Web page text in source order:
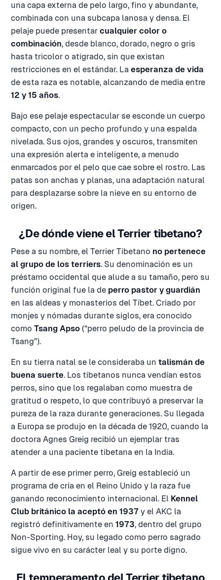
una capa externa de pelo largo, fino y abundante,
combinada con una subcapa lanosa y densa. El
pelaje puede presentar cualquier color o
combinación, desde blanco, dorado, negro o gris
hasta tricolor o atigrado, sin que existan
restricciones en el estándar. La esperanza de vida
de esta raza es notable, alcanzando de media entre
12 y 15 años.
Bajo ese pelaje espectacular se esconde un cuerpo
compacto, con un pecho profundo y una espalda
nivelada. Sus ojos, grandes y oscuros, transmiten
una expresión alerta e inteligente, a menudo
enmarcados por el pelo que cae sobre el rostro. Las
patas son anchas y planas, una adaptación natural
para desplazarse sobre la nieve en su entorno de
origen.
¿De dónde viene el Terrier tibetano?
Pese a su nombre, el Terrier Tibetano no pertenece
al grupo de los terriers. Su denominación es un
préstamo occidental que alude a su tamaño, pero su
función original fue la de perro pastor y guardián
en las aldeas y monasterios del Tíbet. Criado por
monjes y nómadas durante siglos, era conocido
como Tsang Apso (“perro peludo de la provincia de
Tsang”).
En su tierra natal se le consideraba un talismán de
buena suerte. Los tibetanos nunca vendían estos
perros, sino que los regalaban como muestra de
gratitud o respeto, lo que contribuyó a preservar la
pureza de la raza durante generaciones. Su llegada
a Europa se produjo en la década de 1920, cuando la
doctora Agnes Greig recibió un ejemplar tras
atender a una paciente tibetana en la India.
A partir de ese primer perro, Greig estableció un
programa de cría en el Reino Unido y la raza fue
ganando reconocimiento internacional. El Kennel
Club británico la aceptó en 1937 y el AKC la
registró definitivamente en 1973, dentro del grupo
Non-Sporting. Hoy, su legado como perro sagrado
sigue vivo en su carácter leal y su porte digno.